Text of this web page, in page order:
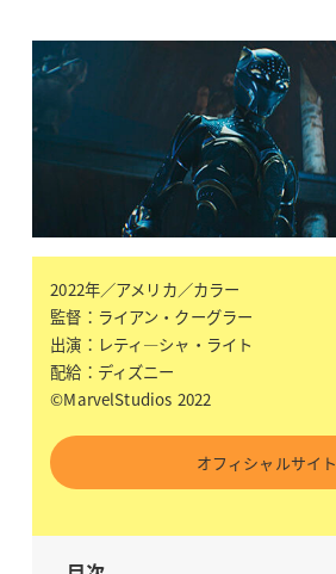
2022年／アメリカ／カラー
監督：ライアン・クーグラー
出演：レティ―シャ・ライト
配給：ディズニー
©MarvelStudios 2022
オフィシャルサイト